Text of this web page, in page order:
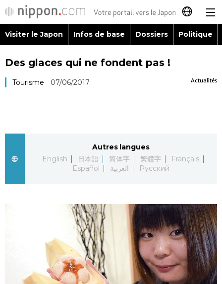
日本語
English
العربية
Visiter le Japon Infos de base Dossiers Politique
Des glaces qui ne fondent pas !
Actualités
Tourisme 07/06/2017
Autres langues
English
日本語 简体字 繁體字
Français
Español
العربية Русский